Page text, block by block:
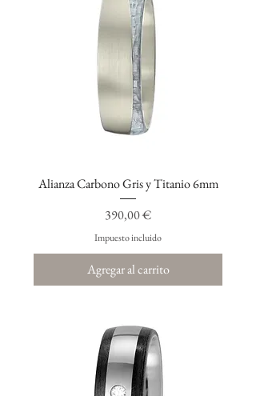
Alianza Carbono Gris y Titanio 6mm
Precio
390,00 €
Impuesto incluido
Agregar al carrito